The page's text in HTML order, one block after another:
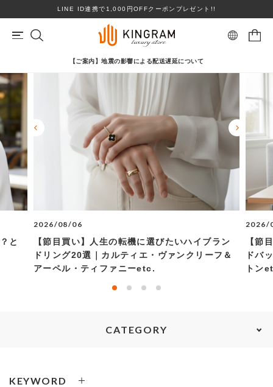
LINE ID連携で1,000円OFFクーポンプレゼント!!
リングサイズお直し対象 クーポン対象商品
心斎橋店在庫あり コンディションランクS
ヴァンクリーフ＆アーペル
マイページ 会員登録
カートを見る
BRAND
ITEM
PRICE DOWN
TOPICS
SHOPPING GUIDE
【ご案内】地震の影響による配送遅延について
と
2026/08/06
【節目買い】人生の転機に選びたいハイブラン
ドリング20選｜カルティエ・ヴァンクリーフ＆
アーペル・ティファニーetc.
2026/
【節
ドバ
トン
CATEGORY
KEYWORD